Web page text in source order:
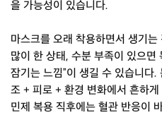
을 가능성이 있습니다.
마스크를 오래 착용하면서 생기
많이 한 상태, 수분 부족이 있으면
잠기는 느낌”이 생길 수 있습니다
조 + 피로 + 환경 변화에서 흔하
민제 복용 직후에는 혈관 반응이